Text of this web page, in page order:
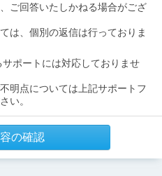
ご回答いたしかねる場合がござ
は、個別の返信は行っておりま
ポートには対応しておりませ
明点については上記サポートフ
い。
の確認